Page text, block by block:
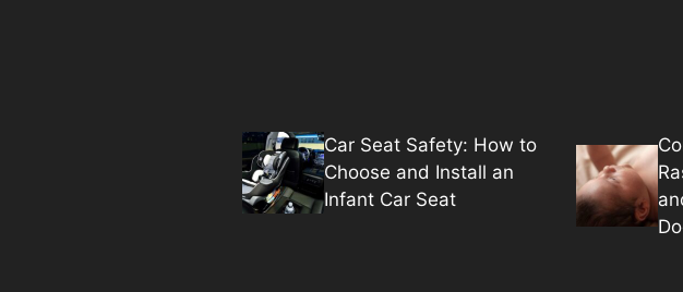
Car Seat Safety: How to
Choose and Install an
Infant Car Seat